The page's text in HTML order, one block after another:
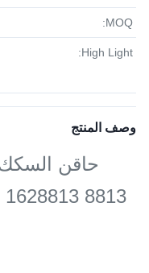
MOQ:
High Light:
وصف المنتج